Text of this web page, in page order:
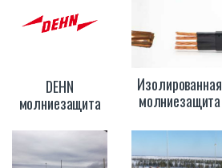
DEHN
молниезащита
Изолированная
молниезащита